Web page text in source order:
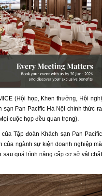
(Hội họp, Khen thưởng, Hội nghị
sạn Pan Pacific Hà Nội chính thức ra
cuộc họp đều quan trọng).
Tập đoàn Khách sạn Pan Pacific
của ngành sự kiện doanh nghiệp mà
quá trình nâng cấp cơ sở vật chất